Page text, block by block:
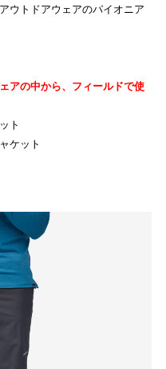
ウトドアウェアのパイオニア
アの中から、フィールドで使
ト
ケット